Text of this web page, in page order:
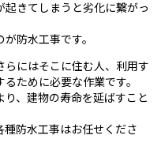
きてしまうと劣化に繋がっ
防水工事です。
にはそこに住む人、利用す
ために必要な作業です。
、建物の寿命を延ばすこと
防水工事はお任せくださ